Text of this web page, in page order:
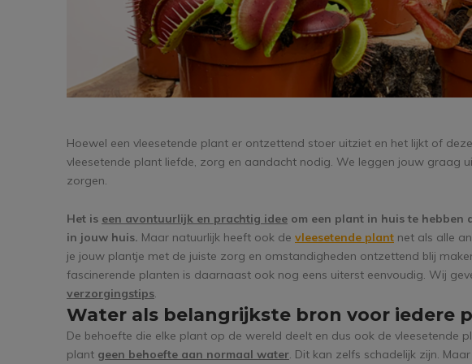
Hoewel een vleesetende plant er ontzettend stoer uitziet en het lijkt of
vleesetende plant liefde, zorg en aandacht nodig. We leggen jouw graag
zorgen.
Het is een avontuurlijk en prachtig idee om een plant in huis te hebben
in jouw huis. Maar natuurlijk heeft ook de vleesetende plant net als alle
je jouw plantje met de juiste zorg en omstandigheden ontzettend blij
fascinerende planten is daarnaast ook nog eens uiterst eenvoudig. Wij
verzorgingstips.
Water als belangrijkste bron voor iedere
De behoefte die elke plant op de wereld deelt en dus ook de vleesetende
plant geen behoefte aan normaal water. Dit kan zelfs schadelijk zijn.